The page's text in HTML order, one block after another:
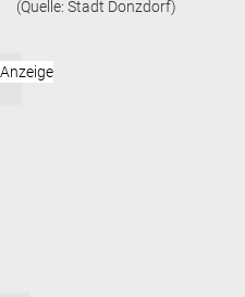
(Quelle: Stadt Donzdorf)